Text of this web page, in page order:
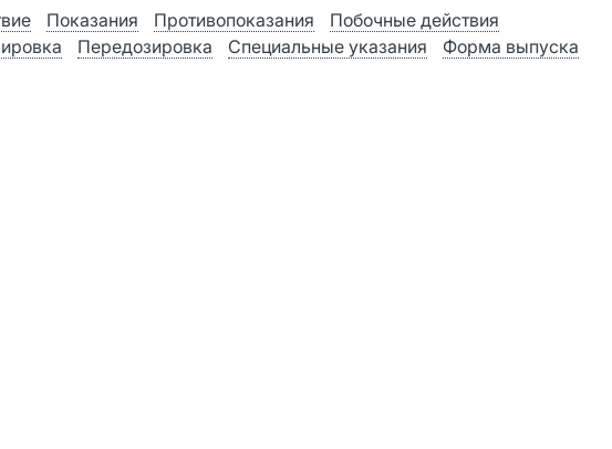
Показания Противопоказания
Побочные действия
Передозировка Специальные указания
Форма выпуска